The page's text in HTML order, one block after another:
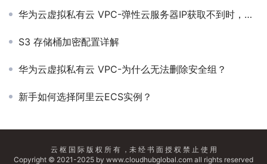
华为云虚拟私有云 VPC-弹性云服务器IP获取不到时，如何排查？
S3 存储桶加密配置详解
华为云虚拟私有云 VPC-为什么无法删除安全组？
新手如何选择阿里云ECS实例？
云 枢 国 际 版 权 所 有 ，未 经 书 面 授 权 禁 止 使 用
Copyright © 2021-2025 by www.cloudhubglobal.com all rights reserved